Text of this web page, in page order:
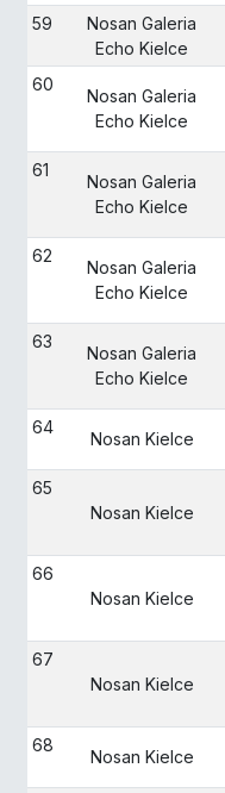
59
Nosan Galeria
Echo Kielce
60
Nosan Galeria
Echo Kielce
61
Nosan Galeria
Echo Kielce
62
Nosan Galeria
Echo Kielce
63
Nosan Galeria
Echo Kielce
64
Nosan Kielce
65
Nosan Kielce
66
Nosan Kielce
67
Nosan Kielce
68
Nosan Kielce